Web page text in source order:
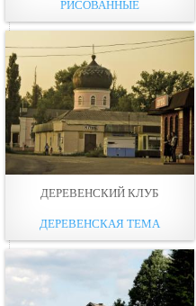
РИСОВАННЫЕ
ДЕРЕВЕНСКИЙ КЛУБ
ДЕРЕВЕНСКАЯ ТЕМА